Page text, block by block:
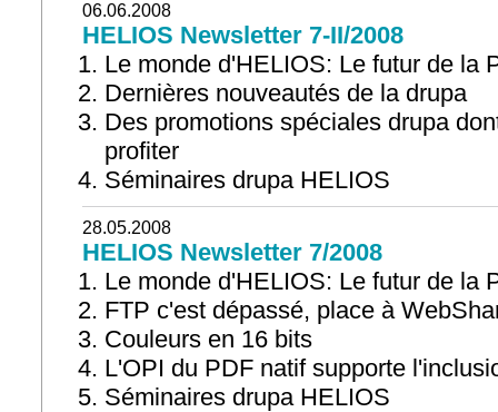
06.06.2008
HELIOS Newsletter 7-II/2008
Le monde d'HELIOS: Le futur de la
Dernières nouveautés de la drupa
Des promotions spéciales drupa
profiter
Séminaires drupa HELIOS
28.05.2008
HELIOS Newsletter 7/2008
Le monde d'HELIOS: Le futur de la
FTP c'est dépassé, place à
Couleurs en 16 bits
L'OPI du PDF natif supporte
Séminaires drupa HELIOS